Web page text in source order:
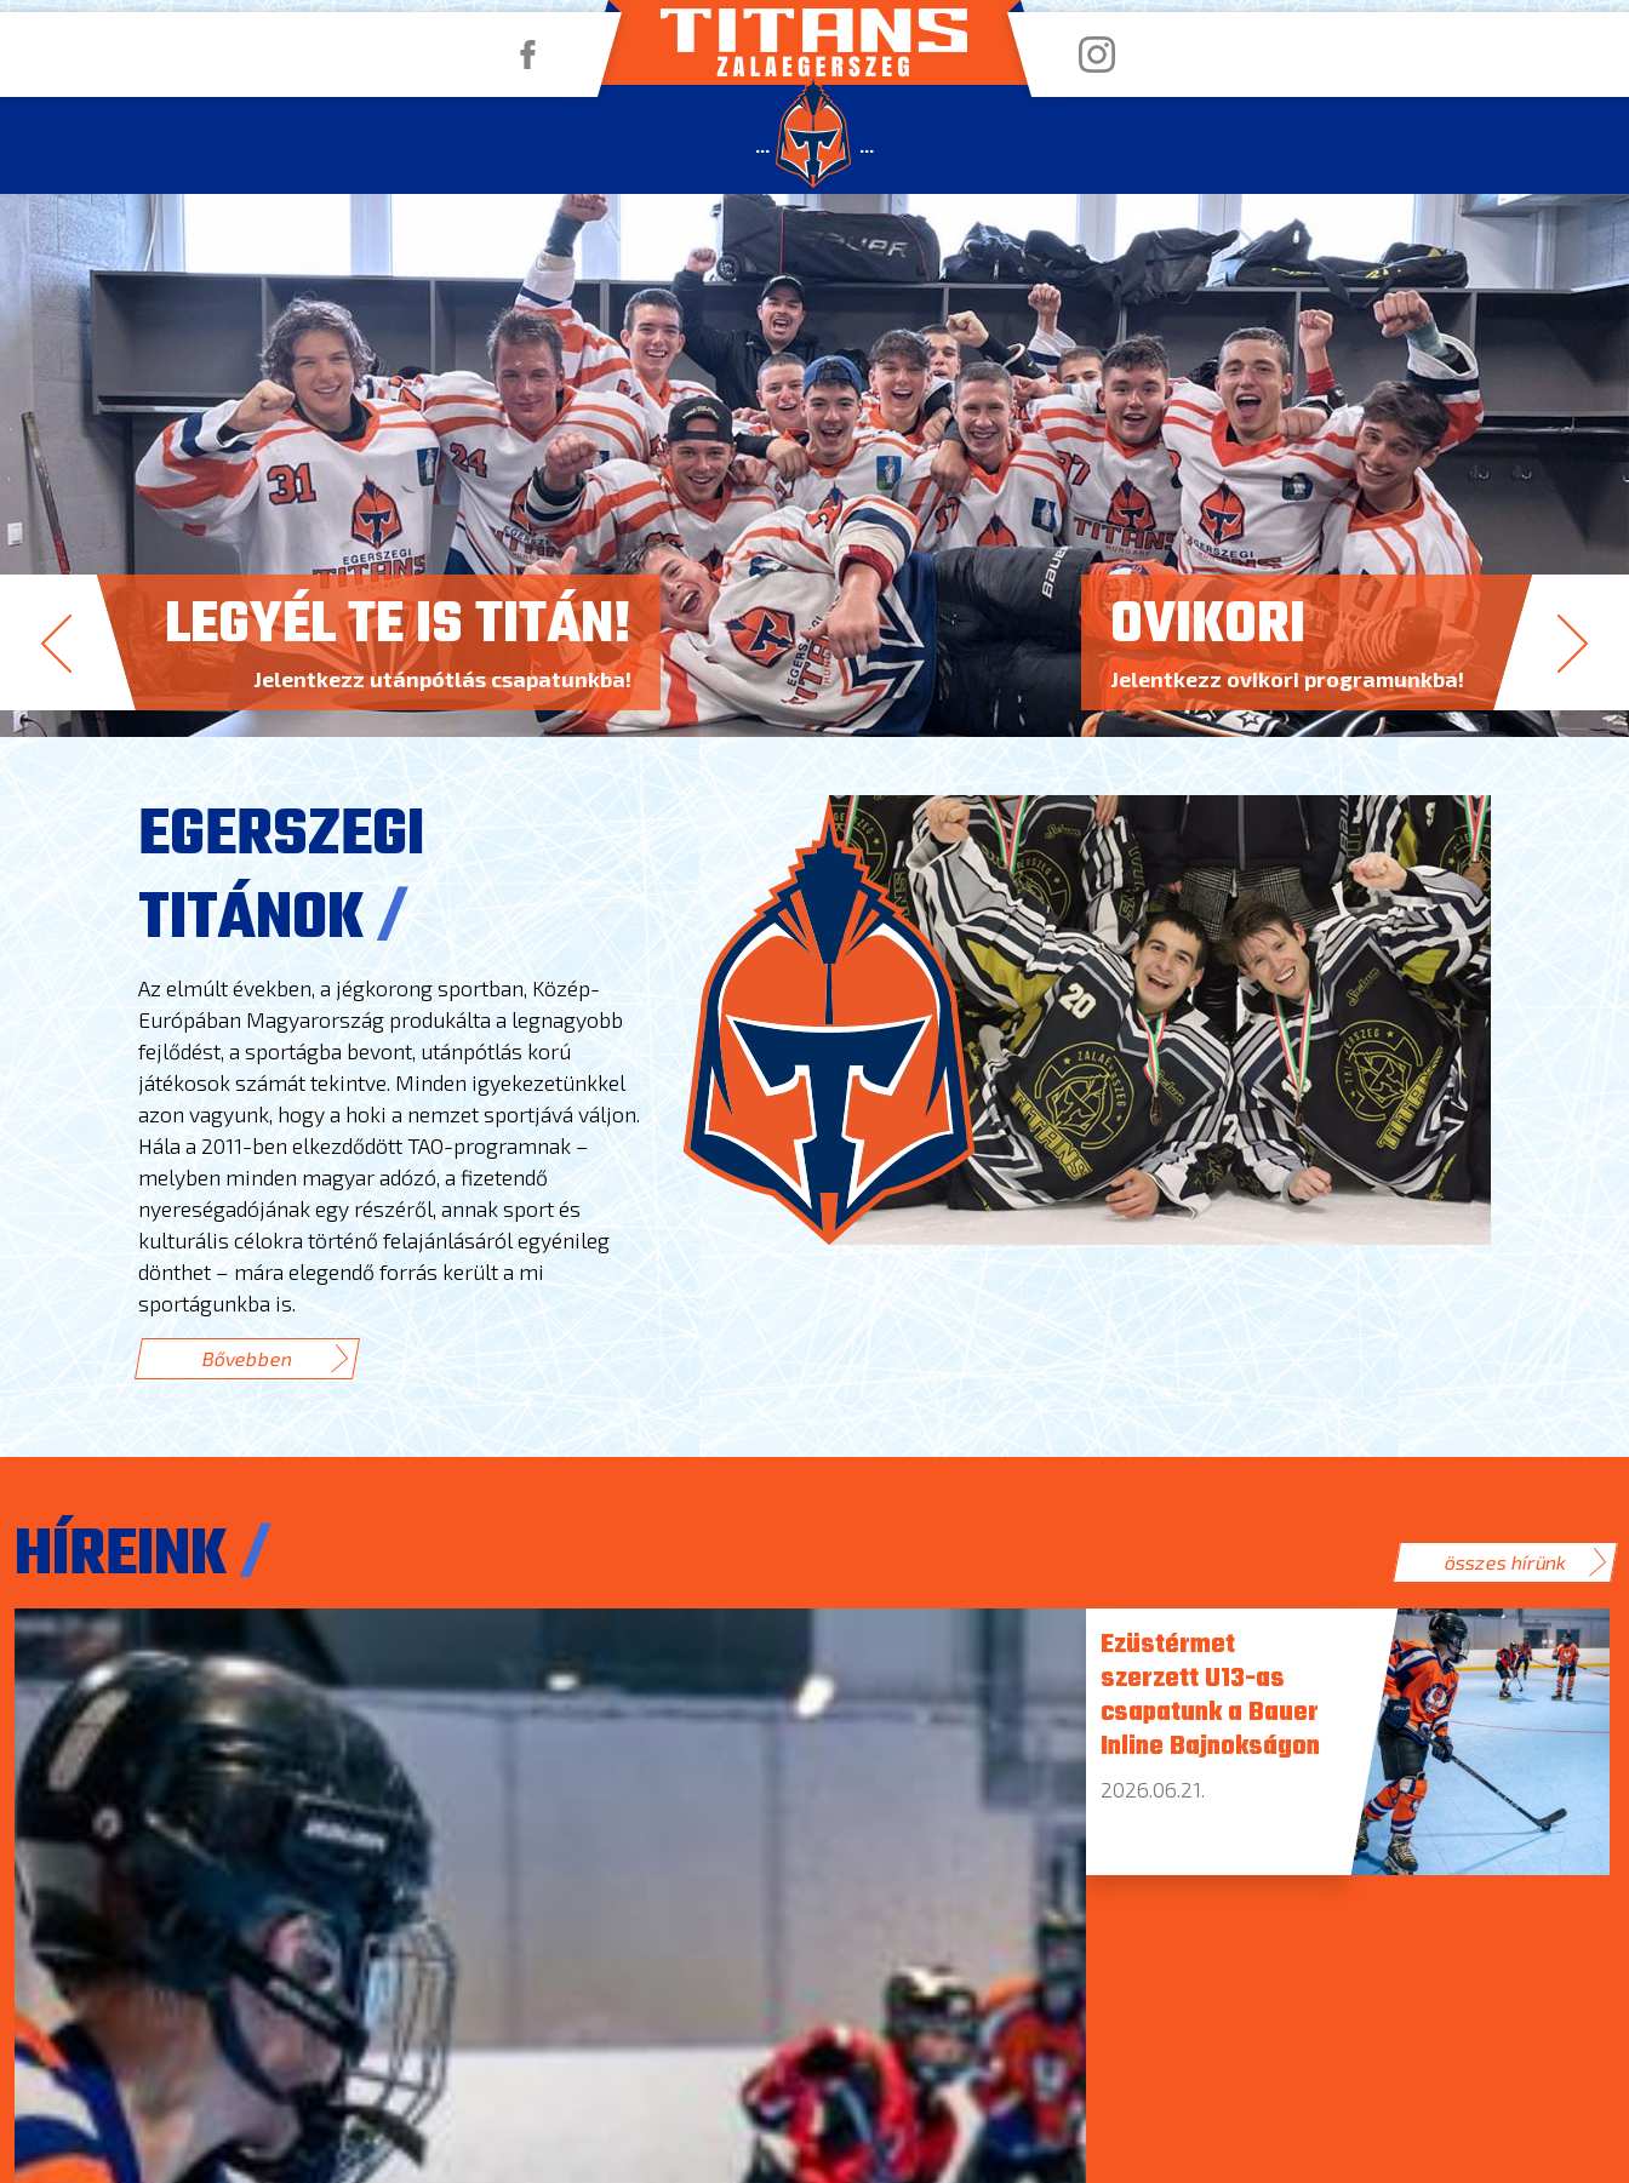
... ...
LEGYÉL TE IS TITÁN!
Jelentkezz utánpótlás csapatunkba!
OVIKORI
Jelentkezz ovikori programunkba!
EGERSZEGI
TITÁNOK/
Az elmúlt években, a jégkorong sportban, Közép-
Európában Magyarország produkálta a legnagyobb
fejlődést, a sportágba bevont, utánpótlás korú
játékosok számát tekintve. Minden igyekezetünkkel
azon vagyunk, hogy a hoki a nemzet sportjává váljon.
Hála a 2011-ben elkezdődött TAO-programnak –
melyben minden magyar adózó, a fizetendő
nyereségadójának egy részéről, annak sport és
kulturális célokra történő felajánlásáról egyénileg
dönthet – mára elegendő forrás került a mi
sportágunkba is.
Bővebben
HÍREINK/ összes hírünk
Ezüstérmet
szerzett U13-as
csapatunk a Bauer
Inline Bajnokságon
2026.06.21.